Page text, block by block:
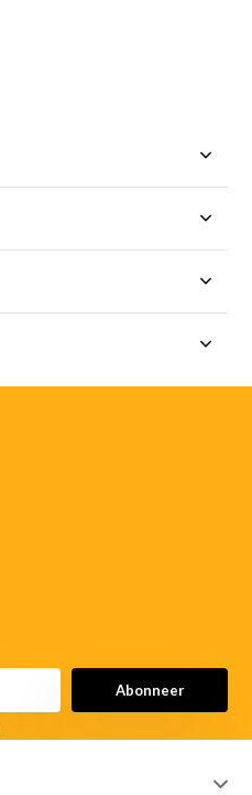
Abonneer